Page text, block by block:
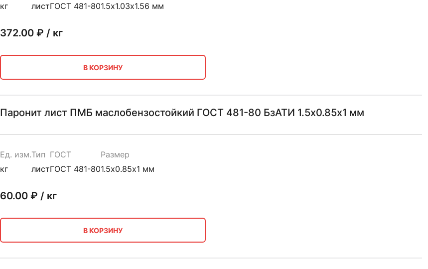
кг
листГОСТ 481-801.5х1.03х1.56 мм
372.00₽ / кг
В КОРЗИНУ
Паронит лист ПМБ маслобензостойкий ГОСТ 481-80 БзАТИ 1.5х0.85х1 мм
Ед. изм.
кг
Тип
лист
ГОСТ
ГОСТ 481-80
Размер
1.5х0.85х1 мм
60.00₽ / кг
В КОРЗИНУ